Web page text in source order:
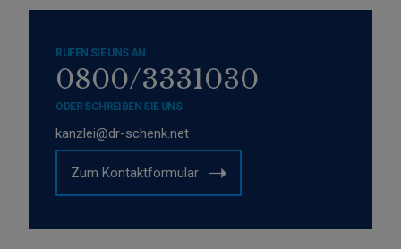
RUFEN SIE UNS AN
0800/3331030
ODER SCHREIBEN SIE UNS
kanzlei@dr-schenk.net
Zum Kontaktformular